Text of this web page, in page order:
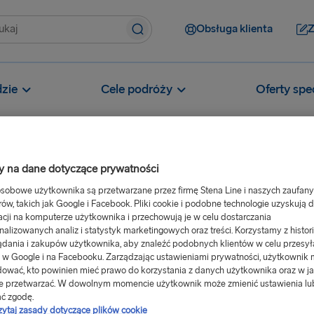
Obsługa klienta
Cele podróży Oferty
lojalnościowy Jakie są korzyści płynące z członkostwa
z
naszym często
na dane dotyczące prywatności
użytkownika są przetwarzane przez firmę Stena Line i naszych
takich jak Google i Facebook. Pliki cookie i podobne technologie uzyskują
na komputerze użytkownika i przechowują je w celu dostarczania
analiz i statystyk marketingowych oraz treści. Korzystamy z
i zakupów użytkownika, aby znaleźć podobnych klientów w celu
w Google i na Facebooku. Zarządzając ustawieniami prywatności, użytkownik
kto powinien mieć prawo do korzystania z danych użytkownika oraz w
przetwarzać. W dowolnym momencie użytkownik może zmienić ustawienia
zgodę.
zasady dotyczące plików cookie